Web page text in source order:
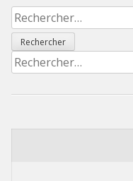
Rechercher :
Rechercher :